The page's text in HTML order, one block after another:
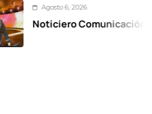
Agosto 6, 2026
Noticiero Comunicación XXI